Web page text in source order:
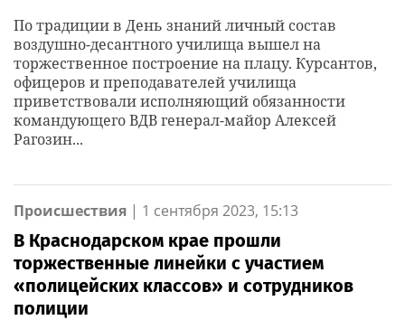
По традиции в День знаний личный состав
воздушно-десантного училища вышел на
торжественное построение на плацу. Курсантов,
офицеров и преподавателей училища
приветствовали исполняющий обязанности
командующего ВДВ генерал-майор Алексей
Рагозин...
Происшествия | 1 сентября 2023, 15:13
В Краснодарском крае прошли
торжественные линейки с участием
«полицейских классов» и сотрудников
полиции